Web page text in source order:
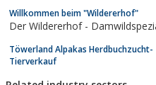
Willkommen beim "Wildererhof"
Der Wildererhof -
Töwerland Alpakas Herdbuchzucht-
Tierverkauf